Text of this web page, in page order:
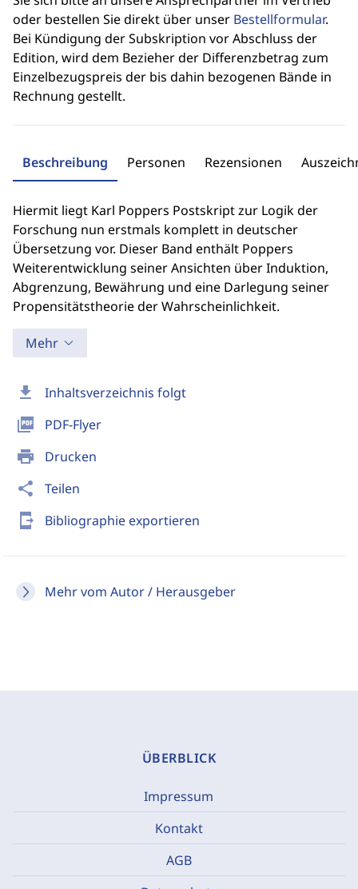
download Inhaltsverzeichnis folgt
picture_as_pdf PDF-Flyer
print Drucken
share Teilen
send_to_mobile Bibliographie exportieren
Mehr vom Autor / Herausgeber
oder bestellen Sie direkt über unser Bestellformular.
Bei Kündigung der Subskription vor Abschluss der
Edition, wird dem Bezieher der Differenzbetrag zum
Einzelbezugspreis der bis dahin bezogenen Bände in
Rechnung gestellt.
Beschreibung Personen Rezensionen
Hiermit liegt Karl Poppers Postskript zur Logik der
Forschung nun erstmals komplett in deutscher
Übersetzung vor. Dieser Band enthält Poppers
Weiterentwicklung seiner Ansichten über Induktion,
Abgrenzung, Bewährung und eine Darlegung seiner
Propensitätstheorie der Wahrscheinlichkeit.
Mehr
ÜBERBLICK
Impressum
Kontakt
AGB